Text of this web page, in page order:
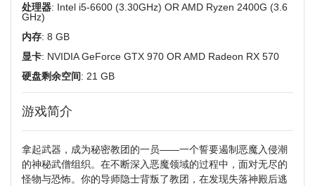
处理器: Intel i5-6600 (3.30GHz) OR AMD Ryzen 2400G (3.6
GHz)
内存: 8 GB
显卡: NVIDIA GeForce GTX 970 OR AMD Radeon RX 570
硬盘剩余空间: 21 GB
游戏简介
拿起武器，成为秘密教团的一员——一个誓要遏制恶魔入侵潮
的神秘武僧组织。在不断深入恶魔领域的过程中，面对无尽的
怪物与恐怖。你的导师隐士背叛了教团，在发现失落神殿后逃